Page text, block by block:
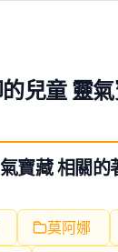
兒童 靈
寶藏 相關的
莫阿娜